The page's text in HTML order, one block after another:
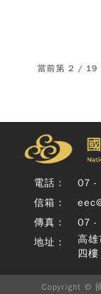
當前第 2 /
電話：
07 -
信箱：
傳真：
07 -
地址：
高
四樓
Copyright ©